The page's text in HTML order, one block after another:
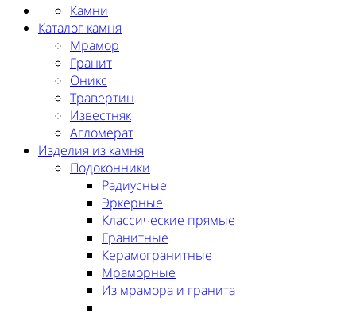
Камни
Каталог камня
Мрамор
Гранит
Оникс
Травертин
Известняк
Агломерат
Изделия из камня
Подоконники
Радиусные
Эркерные
Классические прямые
Гранитные
Керамогранитные
Мраморные
Из мрамора и гранита